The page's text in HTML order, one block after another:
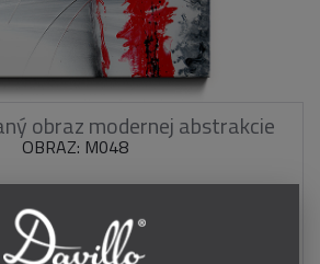
obraz modernej abstrakcie
OBRAZ: M048